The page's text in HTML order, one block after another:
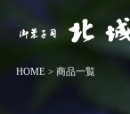
お菓子司 北城屋
HOME> 商品一覧